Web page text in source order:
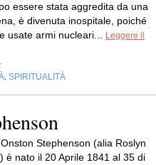
essere stata aggredita da una
è divenuta inospitale, poiché
usate armi nucleari...
Leggere il
SPIRITUALITÀ
Stephenson (alia Roslyn
è nato il 20 Aprile 1841 al 35 di